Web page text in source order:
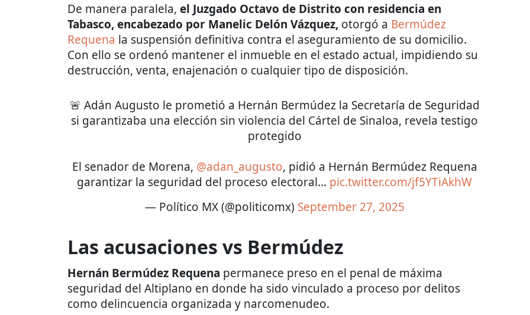
De manera paralela, el Juzgado Octavo de Distrito con residencia en
Tabasco, encabezado por Manelic Delón Vázquez, otorgó a Bermúdez
Requena la suspensión definitiva contra el aseguramiento de su domicilio.
Con ello se ordenó mantener el inmueble en el estado actual, impidiendo su
destrucción, venta, enajenación o cualquier tipo de disposición.
🚨 Adán Augusto le prometió a Hernán Bermúdez la Secretaría de Seguridad
si garantizaba una elección sin violencia del Cártel de Sinaloa, revela testigo
protegido
El senador de Morena, @adan_augusto, pidió a Hernán Bermúdez Requena
garantizar la seguridad del proceso electoral… pic.twitter.com/jf5YTiAkhW
— Político MX (@politicomx) September 27, 2025
Las acusaciones vs Bermúdez
Hernán Bermúdez Requena permanece preso en el penal de máxima
seguridad del Altiplano en donde ha sido vinculado a proceso por delitos
como delincuencia organizada y narcomenudeo.